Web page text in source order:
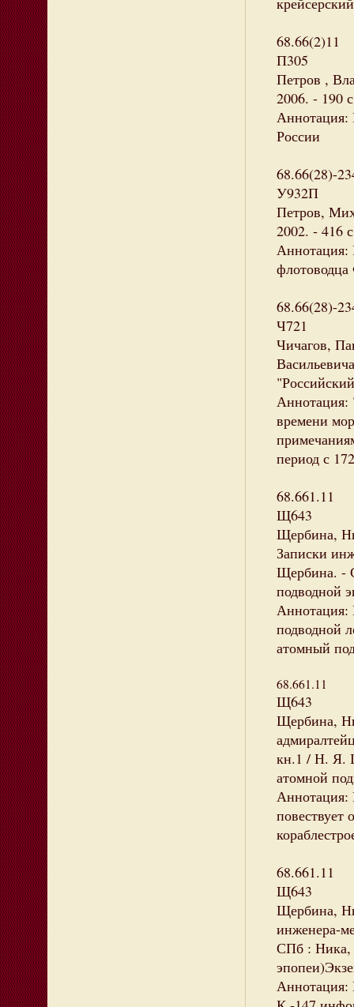
68.66(2)11
П305
Петров ,
2006. - 190
Аннотация:
России
68.66(28)-
У932П
Петров,
2002. - 416
Аннотация:
68.66(28)-
Ч721
Чичагов,
Аннотация:
времени
период с
68.661.11
Щ643
Щербина,
Записки
Щербина. -
подводной
Аннотация:
подводной
атомный
68.661.11
Щ643
Щербина,
кн.1 / Н. Я.
атомной
Аннотация:
повествует
68.661.11
Щ643
Щербина,
инженера-
СПб : Ника,
Аннотация: